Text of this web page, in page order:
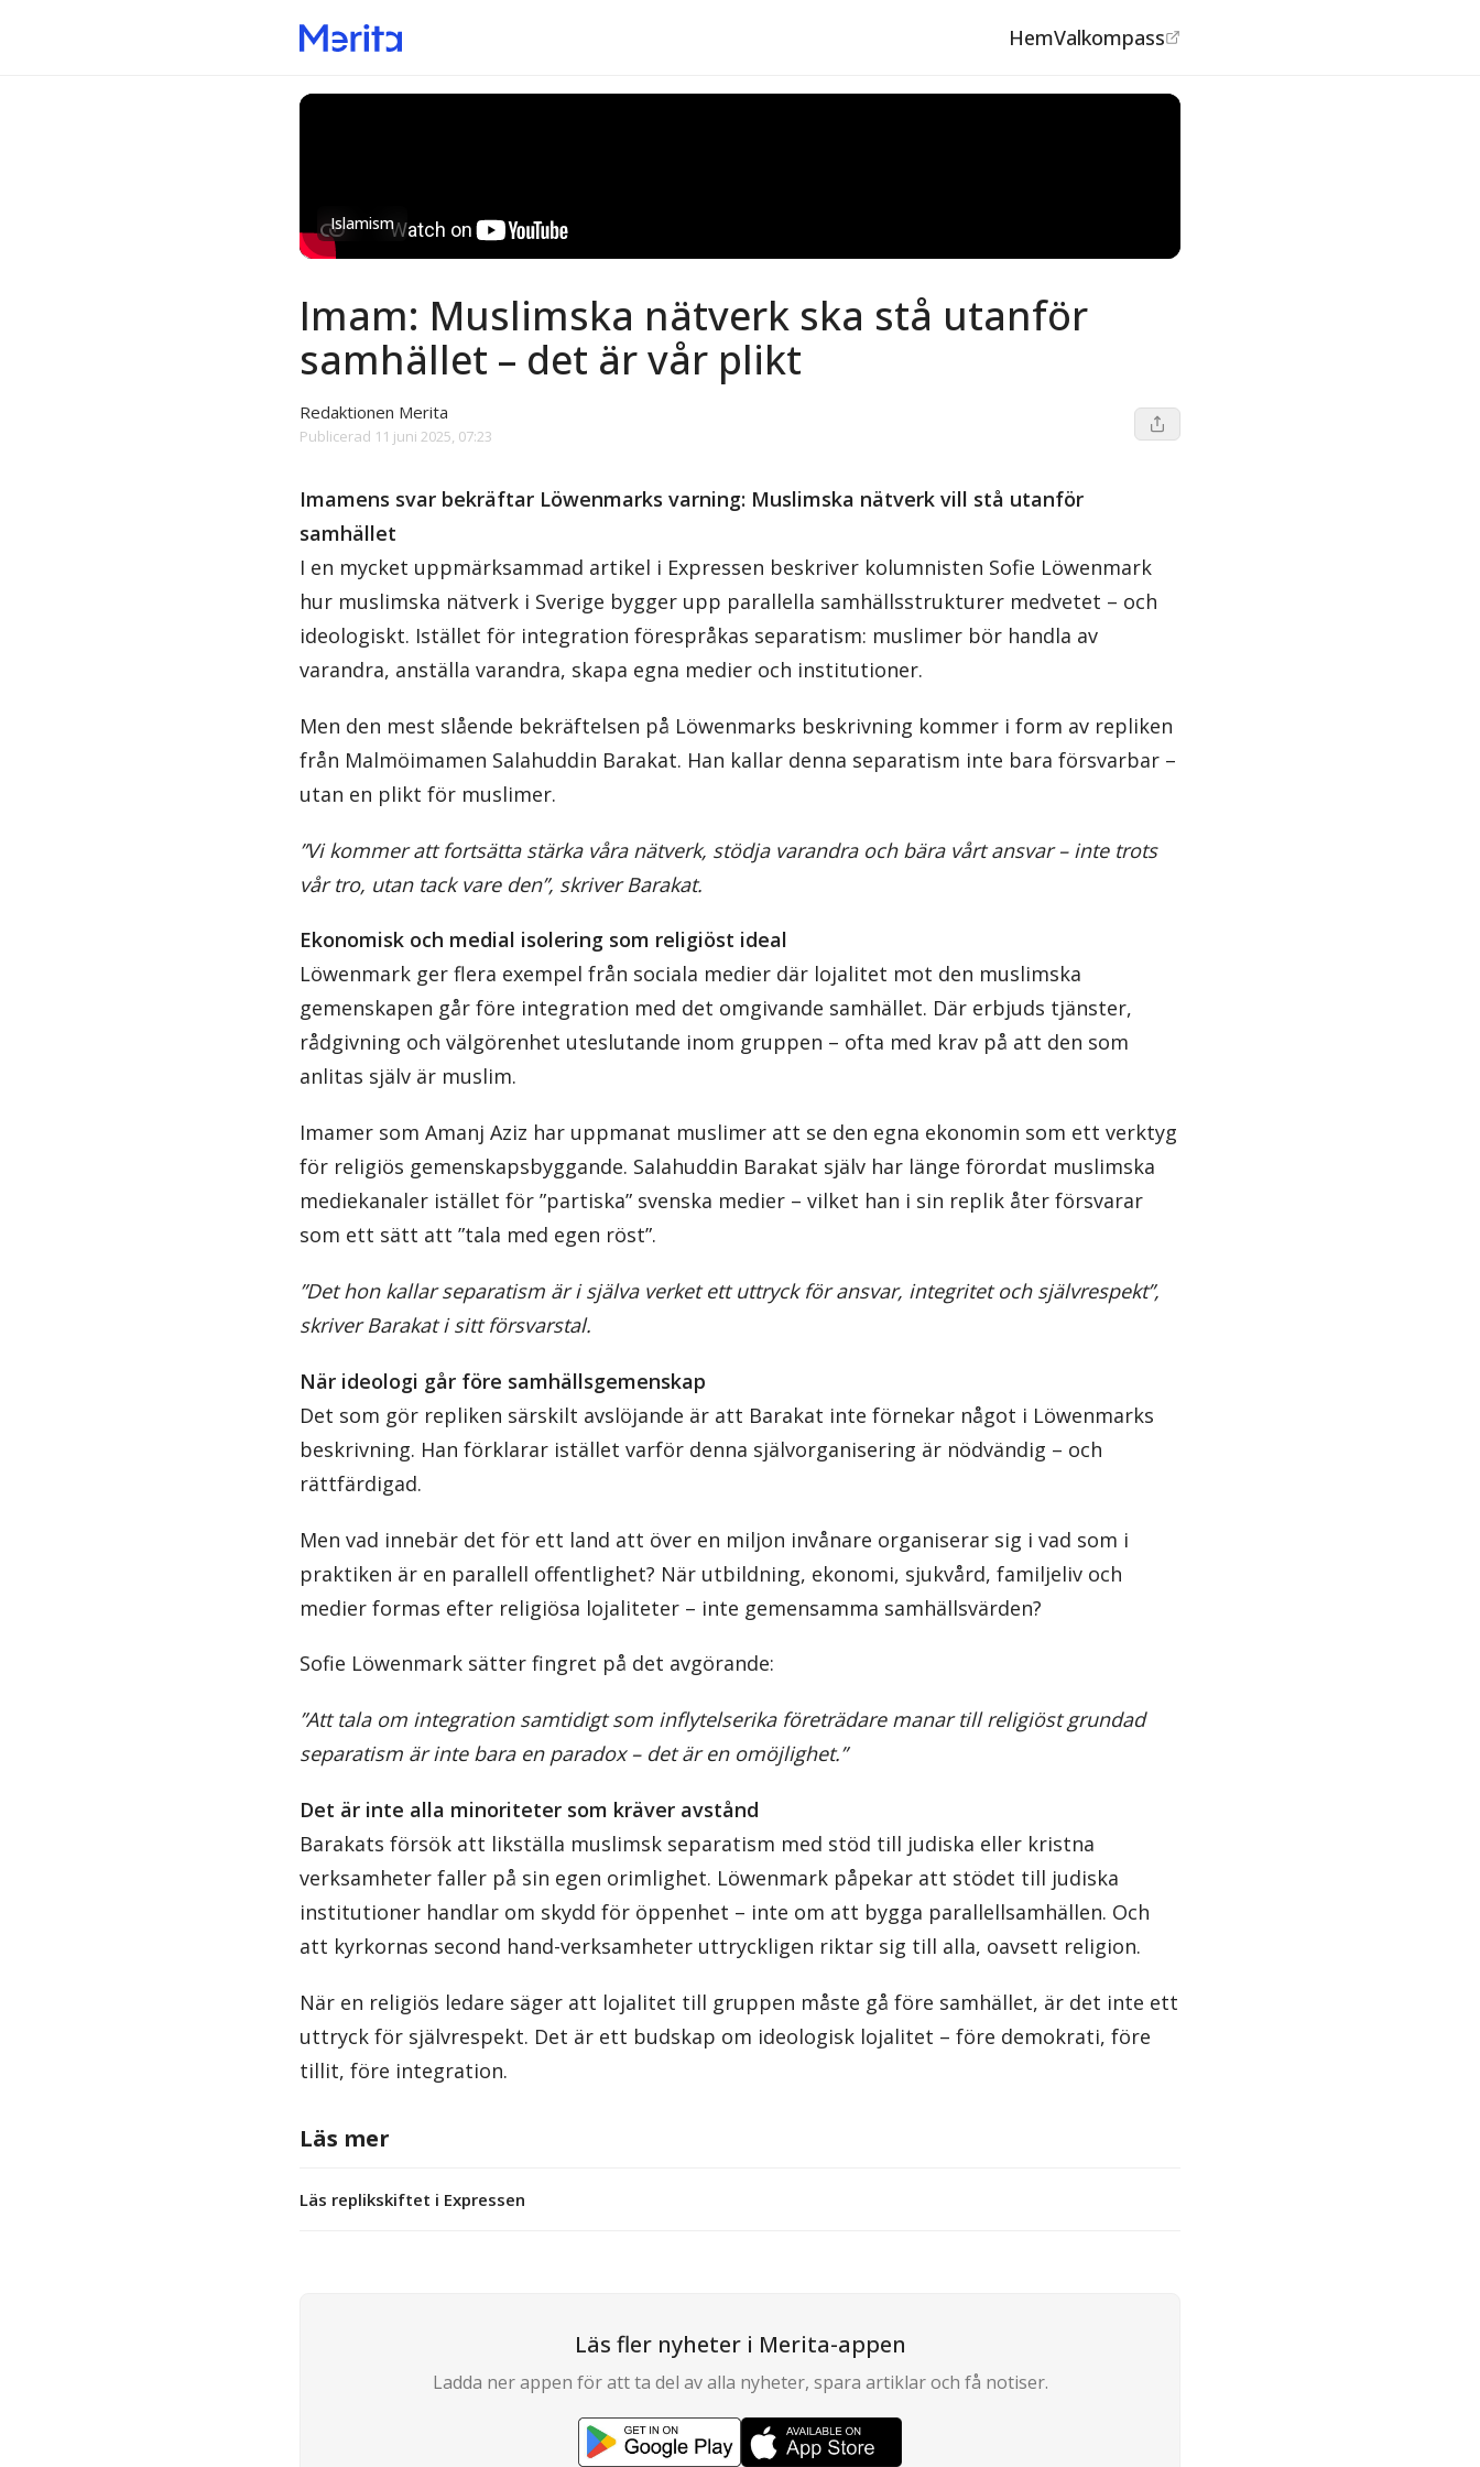
HemValkompass
Islamism
Imam: Muslimska nätverk ska stå utanför
samhället – det är vår plikt
Redaktionen Merita
Publicerad 11 juni 2025, 07:23
Imamens svar bekräftar Löwenmarks varning: Muslimska nätverk vill stå utanför
samhället
I en mycket uppmärksammad artikel i Expressen beskriver kolumnisten Sofie Löwenmark
hur muslimska nätverk i Sverige bygger upp parallella samhällsstrukturer medvetet – och
ideologiskt. Istället för integration förespråkas separatism: muslimer bör handla av
varandra, anställa varandra, skapa egna medier och institutioner.
Men den mest slående bekräftelsen på Löwenmarks beskrivning kommer i form av repliken
från Malmöimamen Salahuddin Barakat. Han kallar denna separatism inte bara försvarbar –
utan en plikt för muslimer.
”Vi kommer att fortsätta stärka våra nätverk, stödja varandra och bära vårt ansvar – inte trots
vår tro, utan tack vare den”, skriver Barakat.
Ekonomisk och medial isolering som religiöst ideal
Löwenmark ger flera exempel från sociala medier där lojalitet mot den muslimska
gemenskapen går före integration med det omgivande samhället. Där erbjuds tjänster,
rådgivning och välgörenhet uteslutande inom gruppen – ofta med krav på att den som
anlitas själv är muslim.
Imamer som Amanj Aziz har uppmanat muslimer att se den egna ekonomin som ett verktyg
för religiös gemenskapsbyggande. Salahuddin Barakat själv har länge förordat muslimska
mediekanaler istället för ”partiska” svenska medier – vilket han i sin replik åter försvarar
som ett sätt att ”tala med egen röst”.
”Det hon kallar separatism är i själva verket ett uttryck för ansvar, integritet och självrespekt”,
skriver Barakat i sitt försvarstal.
När ideologi går före samhällsgemenskap
Det som gör repliken särskilt avslöjande är att Barakat inte förnekar något i Löwenmarks
beskrivning. Han förklarar istället varför denna självorganisering är nödvändig – och
rättfärdigad.
Men vad innebär det för ett land att över en miljon invånare organiserar sig i vad som i
praktiken är en parallell offentlighet? När utbildning, ekonomi, sjukvård, familjeliv och
medier formas efter religiösa lojaliteter – inte gemensamma samhällsvärden?
Sofie Löwenmark sätter fingret på det avgörande:
”Att tala om integration samtidigt som inflytelserika företrädare manar till religiöst grundad
separatism är inte bara en paradox – det är en omöjlighet.”
Det är inte alla minoriteter som kräver avstånd
Barakats försök att likställa muslimsk separatism med stöd till judiska eller kristna
verksamheter faller på sin egen orimlighet. Löwenmark påpekar att stödet till judiska
institutioner handlar om skydd för öppenhet – inte om att bygga parallellsamhällen. Och
att kyrkornas second hand-verksamheter uttryckligen riktar sig till alla, oavsett religion.
När en religiös ledare säger att lojalitet till gruppen måste gå före samhället, är det inte ett
uttryck för självrespekt. Det är ett budskap om ideologisk lojalitet – före demokrati, före
tillit, före integration.
Läs mer
Läs replikskiftet i Expressen
Läs fler nyheter i Merita-appen
Ladda ner appen för att ta del av alla nyheter, spara artiklar och få notiser.